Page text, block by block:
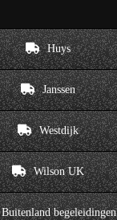
Huys
Janssen
Westdijk
Wilson UK
Buitenland begeleidingen